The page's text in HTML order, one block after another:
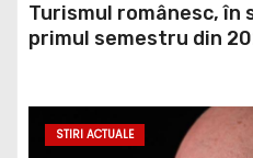
Turismul românesc, în
primul semestru din
STIRI ACTUALE